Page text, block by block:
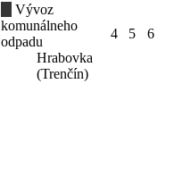
Vývoz
komunálneho
odpadu
Hrabovka
(Trenčín)
4 5 6